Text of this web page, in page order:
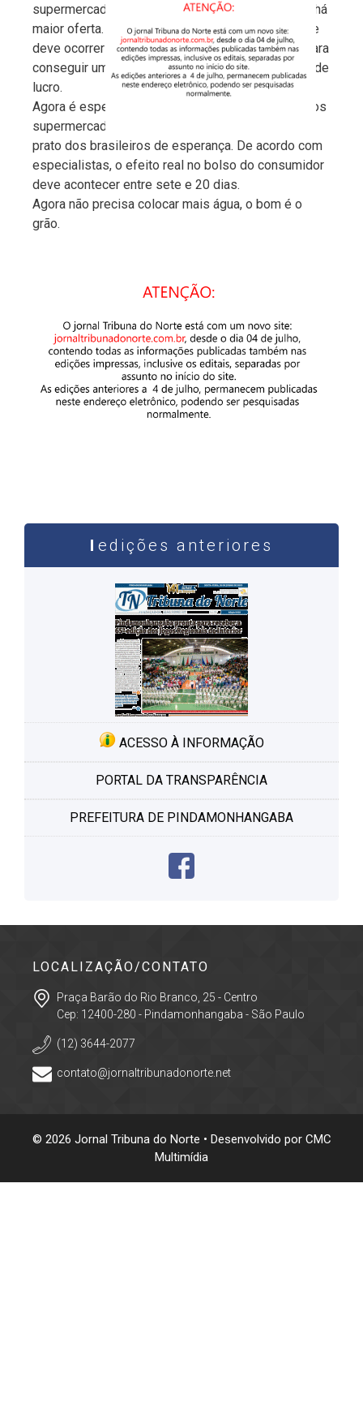
supermercado para que busquem o produto onde há
maior oferta. Mas esta atitude é o que se espera e
deve ocorrer nas grandes redes, simplesmente para
conseguir um preço melhor e aumentar a margem de
lucro.
Agora é esperar até que o feijão de fora chegue aos
supermercados a preço acessível, para encher o
prato dos brasileiros de esperança. De acordo com
especialistas, o efeito real no bolso do consumidor
deve acontecer entre sete e 20 dias.
Agora não precisa colocar mais água, o bom é o
grão.
edições anteriores
ACESSO À INFORMAÇÃO
PORTAL DA TRANSPARÊNCIA
PREFEITURA DE PINDAMONHANGABA
LOCALIZAÇÃO/CONTATO
Praça Barão do Rio Branco, 25 - Centro
Cep: 12400-280 - Pindamonhangaba - São Paulo
(12) 3644-2077
contato@jornaltribunadonorte.net
© 2026 Jornal Tribuna do Norte • Desenvolvido por CMC
Multimídia